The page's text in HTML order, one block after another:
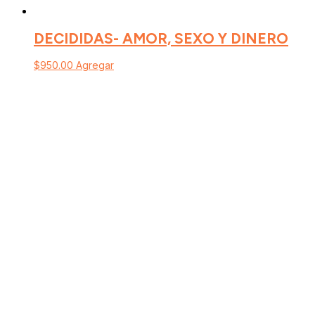
DECIDIDAS- AMOR, SEXO Y DINERO
$950.00 Agregar